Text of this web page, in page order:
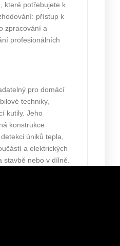
které potřebujete k
přístup k
zpracování a
profesionálních
pro domácí
techniky,
kutily. Jeho
konstrukce
úniků tepla,
a elektrických
stavbě nebo v dílně.